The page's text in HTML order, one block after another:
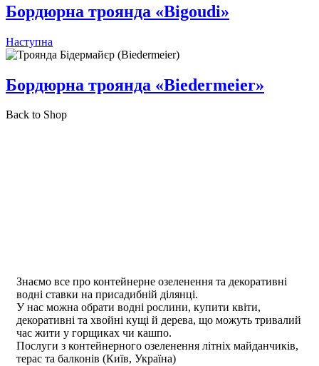
Бордюрна троянда «Bigoudi»
Наступна
Бордюрна троянда «Biedermeier»
Back to Shop
Знаємо все про контейнерне озеленення та декоративні
водні ставки на присадибній ділянці.
У нас можна обрати водні рослини, купити квіти,
декоративні та хвойні кущі й дерева, що можуть тривалий
час жити у горщиках чи кашпо.
Послуги з контейнерного озеленення літніх майданчиків,
терас та балконів (Київ, Україна)